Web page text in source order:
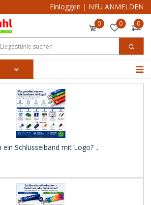
Einloggen | NEU ANMELDEN
0 0 0
Schlüsselband mit Logo? ..